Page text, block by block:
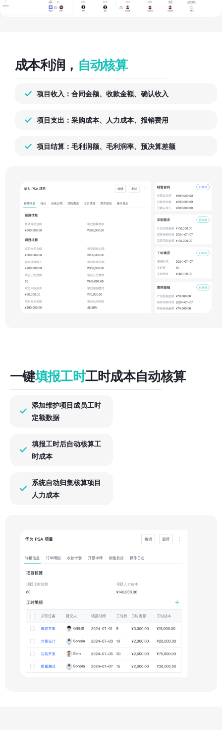
成本利润， 自动核算
项目收入：合同金额、收款金额、确认收入
项目支出：采购成本、人力成本、报销费用
项目结算：毛利润额、毛利润率、预决算差额
一键填报工时工时成本自动核算
添加维护项目成员工时
定额数据
填报工时后自动核算工
时成本
系统自动归集核算项目
人力成本